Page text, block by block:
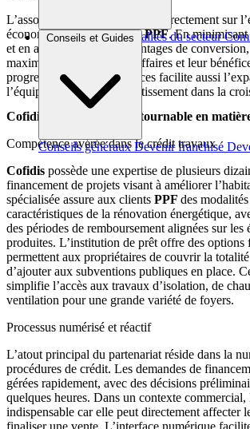
Brèves et actus Actualités du secteur
Conseils et Guides
Conseils généraux Devenir franchisé
L’association financière influe directement sur
économique des franchisesPPF. En minimisant
et en améliorant les pourcentages de
maximisent leur chiffre d’affaires et leur
progression des performances facilite aussi
l’équipe de vente et l’investissement dans la
Cofidis : un acteur incontournable en
Compétence avérée dans le crédit travaux
Cofidis possède une expertise de plusieurs
financement de projets visant à améliorer
spécialisée assure aux clients PPF des
caractéristiques de la rénovation énergétique,
des périodes de remboursement alignées sur les
produites. L’institution de prêt offre des options
permettent aux propriétaires de couvrir la
d’ajouter aux subventions publiques en place.
simplifie l’accès aux travaux d’isolation, de
ventilation pour une grande variété de foyers.
Processus numérisé et réactif
L’atout principal du partenariat réside dans la
procédures de crédit. Les demandes de
gérées rapidement, avec des décisions
quelques heures. Dans un contexte commercial,
indispensable car elle peut directement affecter